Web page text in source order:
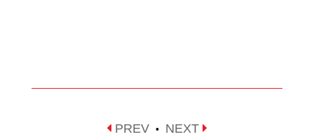
PREV • NEXT